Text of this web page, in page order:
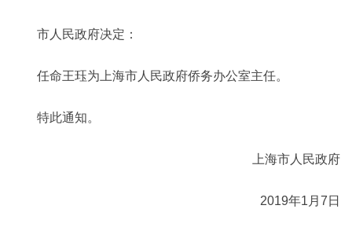
市人民政府决定：
任命王珏为上海市人民政府侨务办公室主任。
特此通知。
上海市人民政府
2019年1月7日